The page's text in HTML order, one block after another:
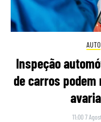
AUTO
Inspeção
de carros
11:00 7